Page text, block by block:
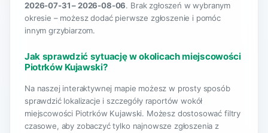
2026-07-31 – 2026-08-06. Brak zgłoszeń w wybranym
okresie – możesz dodać pierwsze zgłoszenie i pomóc
innym grzybiarzom.
Jak sprawdzić sytuację w okolicach miejscowości
Piotrków Kujawski?
Na naszej interaktywnej mapie możesz w prosty sposób
sprawdzić lokalizacje i szczegóły raportów wokół
miejscowości Piotrków Kujawski. Możesz dostosować filtry
czasowe, aby zobaczyć tylko najnowsze zgłoszenia z